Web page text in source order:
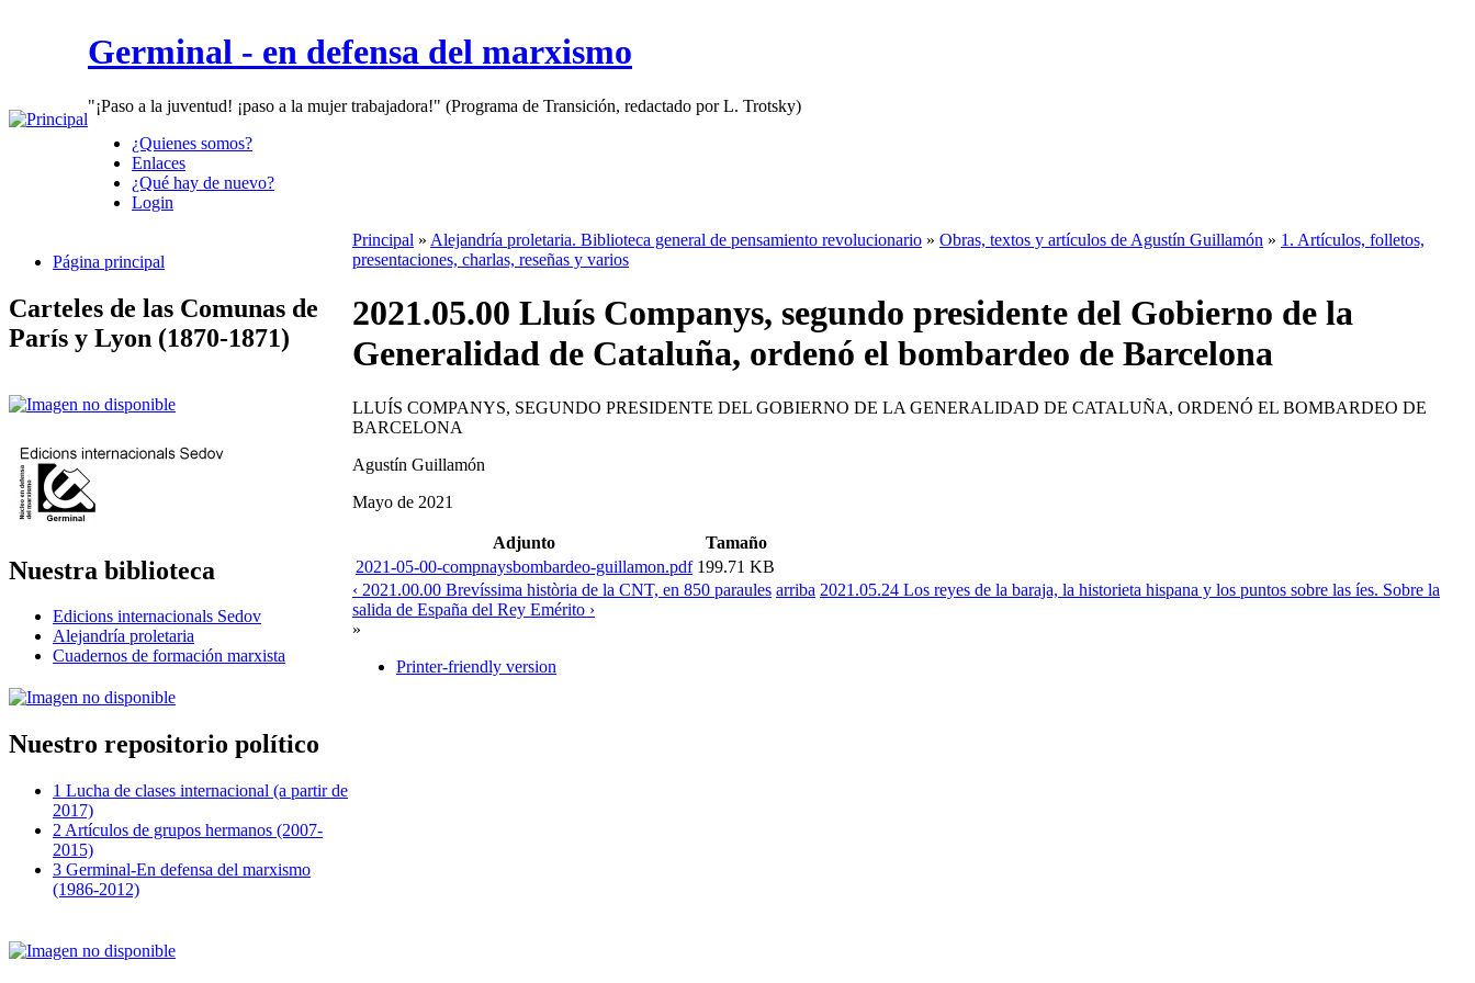
Germinal - en defensa del marxismo
"¡Paso a la juventud! ¡paso a la mujer trabajadora!" (Programa de Transición, redactado por L. Trotsky)
¿Quienes somos?
Enlaces
¿Qué hay de nuevo?
Login
Página principal
Carteles de las Comunas de
París y Lyon (1870-1871)
Nuestra biblioteca
Edicions internacionals Sedov
Alejandría proletaria
Cuadernos de formación marxista
Nuestro repositorio político
1 Lucha de clases internacional (a partir de
2017)
2 Artículos de grupos hermanos (2007-
2015)
3 Germinal-En defensa del marxismo
(1986-2012)
Principal » Alejandría proletaria. Biblioteca general de pensamiento revolucionario » Obras, textos y artículos de Agustín Guillamón » 1. Artículos, folletos,
presentaciones, charlas, reseñas y varios
2021.05.00 Lluís Companys, segundo presidente del Gobierno de la
Generalidad de Cataluña, ordenó el bombardeo de Barcelona
LLUÍS COMPANYS, SEGUNDO PRESIDENTE DEL GOBIERNO DE LA GENERALIDAD DE CATALUÑA, ORDENÓ EL BOMBARDEO DE
BARCELONA
Agustín Guillamón
Mayo de 2021
Adjunto
Tamaño
2021-05-00-compnaysbombardeo-guillamon.pdf 199.71 KB
‹ 2021.00.00 Brevíssima història de la CNT, en 850 paraules arriba 2021.05.24 Los reyes de la baraja, la historieta hispana y los puntos sobre las íes. Sobre la
salida de España del Rey Emérito ›
»
Printer-friendly version